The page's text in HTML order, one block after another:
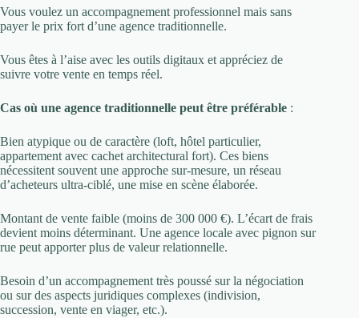
Vous voulez un accompagnement professionnel mais sans
payer le prix fort d’une agence traditionnelle.
Vous êtes à l’aise avec les outils digitaux et appréciez de
suivre votre vente en temps réel.
Cas où une agence traditionnelle peut être préférable :
Bien atypique ou de caractère (loft, hôtel particulier,
appartement avec cachet architectural fort). Ces biens
nécessitent souvent une approche sur-mesure, un réseau
d’acheteurs ultra-ciblé, une mise en scène élaborée.
Montant de vente faible (moins de 300 000 €). L’écart de frais
devient moins déterminant. Une agence locale avec pignon sur
rue peut apporter plus de valeur relationnelle.
Besoin d’un accompagnement très poussé sur la négociation
ou sur des aspects juridiques complexes (indivision,
succession, vente en viager, etc.).